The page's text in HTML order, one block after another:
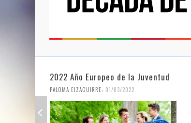
2022 Año Europeo de la Juventud
PALOMA EIZAGUIRRE 01/03/2022